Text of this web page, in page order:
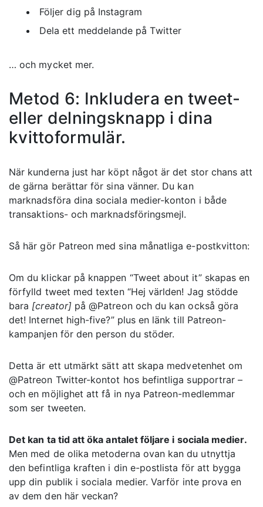
Följer dig på Instagram
Dela ett meddelande på Twitter
… och mycket mer.
Metod 6: Inkludera en tweet-
eller delningsknapp i dina
kvittoformulär.
När kunderna just har köpt något är det stor chans att
de gärna berättar för sina vänner. Du kan
marknadsföra dina sociala medier-konton i både
transaktions- och marknadsföringsmejl.
Så här gör Patreon med sina månatliga e-postkvitton:
Om du klickar på knappen “Tweet about it” skapas en
förfylld tweet med texten “Hej världen! Jag stödde
bara [creator] på @Patreon och du kan också göra
det! Internet high-five?” plus en länk till Patreon-
kampanjen för den person du stöder.
Detta är ett utmärkt sätt att skapa medvetenhet om
@Patreon Twitter-kontot hos befintliga supportrar –
och en möjlighet att få in nya Patreon-medlemmar
som ser tweeten.
Det kan ta tid att öka antalet följare i sociala medier.
Men med de olika metoderna ovan kan du utnyttja
den befintliga kraften i din e-postlista för att bygga
upp din publik i sociala medier. Varför inte prova en
av dem den här veckan?